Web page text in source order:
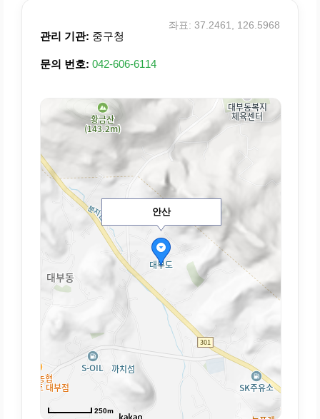
관리 기관: 중구청
문의 번호: 042-606-6114
좌표: 37.2461, 126.5968
안산
250m